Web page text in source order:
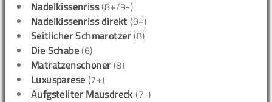
Nadelkissenriss(8+/9-)
Nadelkissenriss direkt (9+)
Seitlicher Schmarotzer (8)
Die Schabe (6)
Matratzenschoner (8)
Luxusparese (7+)
Aufgstellter Mausdreck (7-)